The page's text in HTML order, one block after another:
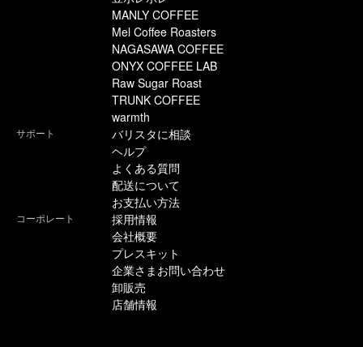
MANLY COFFEE
Mel Coffee Roasters
NAGASAWA COFFEE
ONYX COFFEE LAB
Raw Sugar Roast
TRUNK COFFEE
warmth
サポート
バリスタに相談
ヘルプ
よくある質問
配送について
お支払い方法
コーポレート
採用情報
会社概要
プレスキット
企業さまお問い合わせ
卸販売
店舗情報